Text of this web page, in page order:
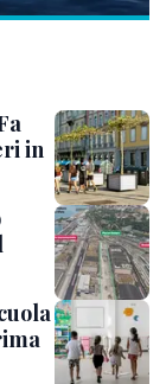
in